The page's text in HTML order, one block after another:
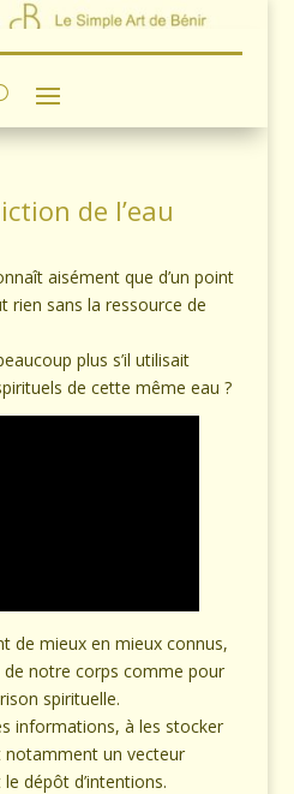
de l’eau
aisément que d’un point
rien sans la ressource de
plus s’il utilisait
de cette même eau ?
de mieux en mieux connus,
notre corps comme pour
spirituelle.
informations, à les stocker
un vecteur
dépôt d’intentions.